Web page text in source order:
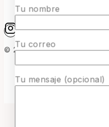
© 2026 Surmaquetas
Tu nombre
Tu correo
Tu mensaje (opcional)